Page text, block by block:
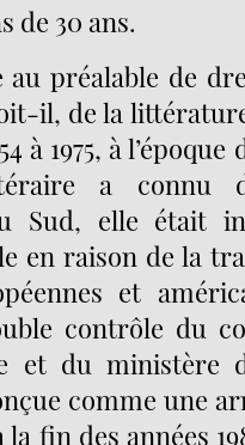
de 30 ans.
au préalable de
il, de la
à 1975, à
a connu
Sud, elle était
en raison de la
et
contrôle du
et du ministère
comme une
la fin des années